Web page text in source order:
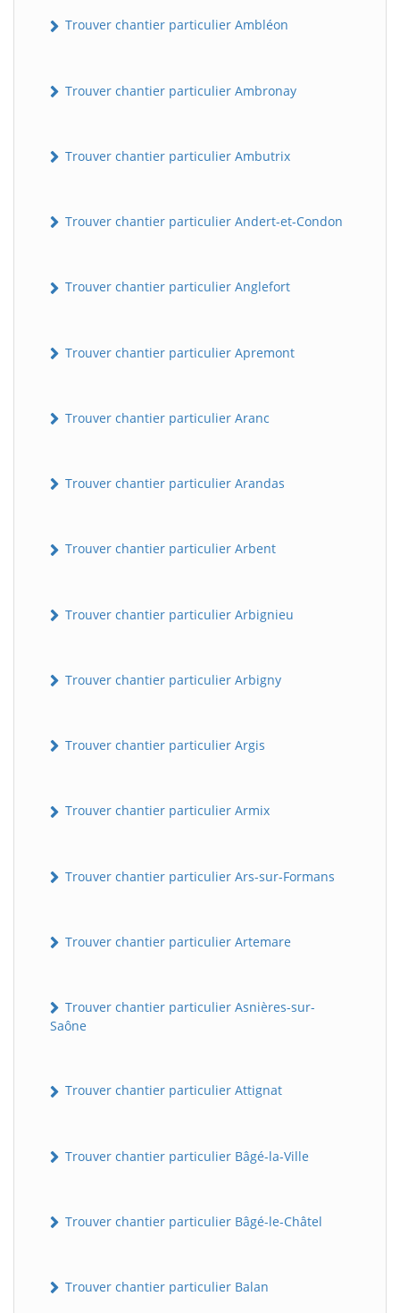
Trouver chantier particulier Ambléon
Trouver chantier particulier Ambronay
Trouver chantier particulier Ambutrix
Trouver chantier particulier Andert-et-Condon
Trouver chantier particulier Anglefort
Trouver chantier particulier Apremont
Trouver chantier particulier Aranc
Trouver chantier particulier Arandas
Trouver chantier particulier Arbent
Trouver chantier particulier Arbignieu
Trouver chantier particulier Arbigny
Trouver chantier particulier Argis
Trouver chantier particulier Armix
Trouver chantier particulier Ars-sur-Formans
Trouver chantier particulier Artemare
Trouver chantier particulier Asnières-sur-
Saône
Trouver chantier particulier Attignat
Trouver chantier particulier Bâgé-la-Ville
Trouver chantier particulier Bâgé-le-Châtel
Trouver chantier particulier Balan